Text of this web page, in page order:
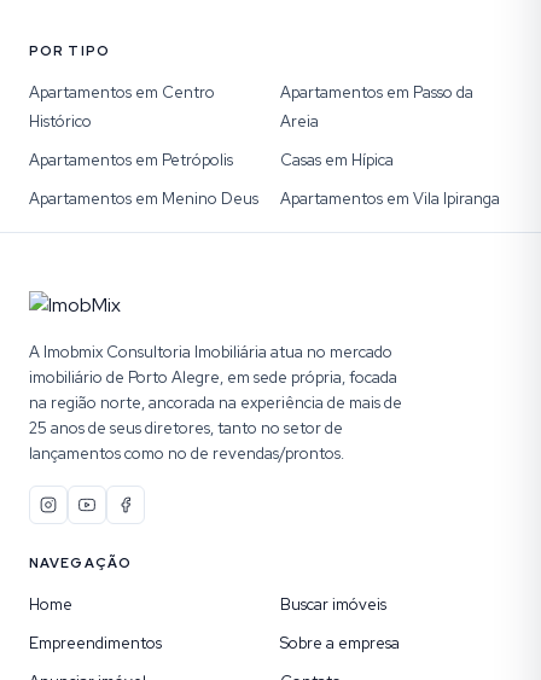
POR TIPO
Apartamentos em Centro
Histórico
Apartamentos em Passo da
Areia
Apartamentos em Petrópolis
Casas em Hípica
Apartamentos em Menino Deus
Apartamentos em Vila Ipiranga
A Imobmix Consultoria Imobiliária atua no mercado
imobiliário de Porto Alegre, em sede própria, focada
na região norte, ancorada na experiência de mais de
25 anos de seus diretores, tanto no setor de
lançamentos como no de revendas/prontos.
NAVEGAÇÃO
Home
Buscar imóveis
Empreendimentos
Sobre a empresa